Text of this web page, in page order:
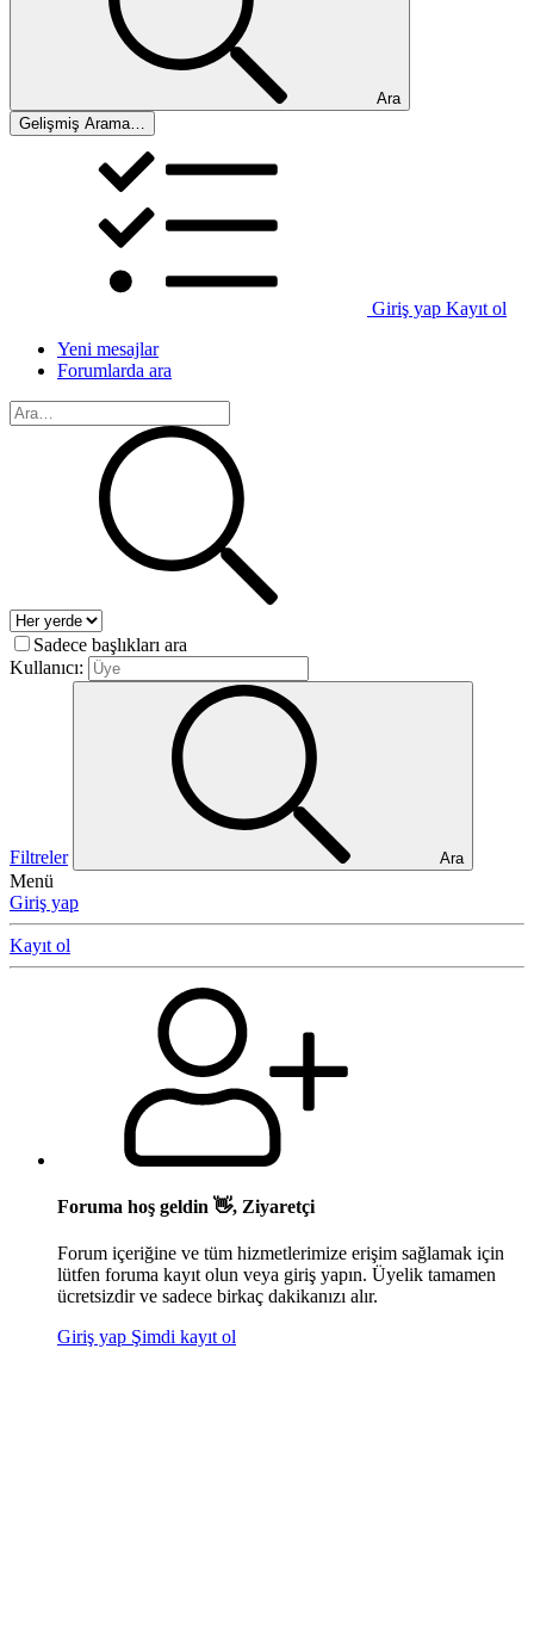
Ara
Gelişmiş Arama…
Giriş yap Kayıt ol
Yeni mesajlar
Forumlarda ara
Sadece başlıkları ara
Kullanıcı:
Filtreler Ara
Menü
Giriş yap
Kayıt ol
Foruma hoş geldin 👋, Ziyaretçi
Forum içeriğine ve tüm hizmetlerimize erişim sağlamak için
lütfen foruma kayıt olun veya giriş yapın. Üyelik tamamen
ücretsizdir ve sadece birkaç dakikanızı alır.
Giriş yap Şimdi kayıt ol